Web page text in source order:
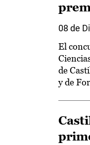
08 de
El
de
y de